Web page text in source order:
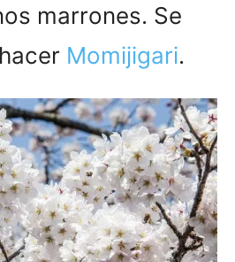
marrones. Se
Momijigari.